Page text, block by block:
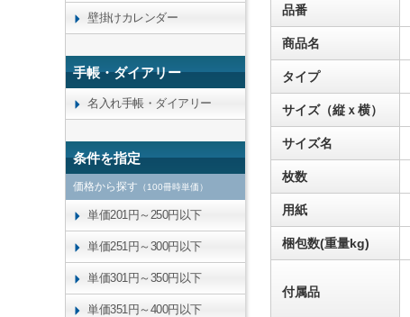
品番
商品名
タイプ
サイズ（縦ｘ横）
サイズ名
枚数
用紙
梱包数(重量kg)
付属品
壁掛けカレンダー
手帳・ダイアリー
名入れ手帳・ダイアリー
条件を指定
価格から探す （100冊時単価）
単価201円～250円以下
単価251円～300円以下
単価301円～350円以下
単価351円～400円以下